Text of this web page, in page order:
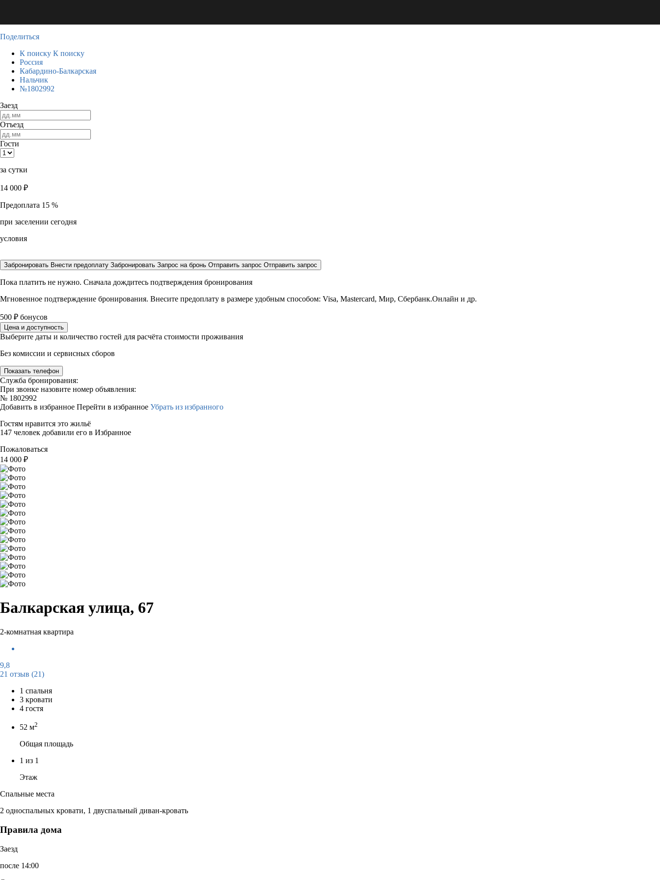
Поделиться
К поиску К поиску
Россия
Кабардино-Балкарская
Нальчик
№1802992
Заезд
Отъезд
Гости
за сутки
14 000 ₽
Предоплата 15 %
при заселении сегодня
условия
Забронировать Внести предоплату Забронировать Запрос на бронь Отправить запрос Отправить запрос
Пока платить не нужно. Сначала дождитесь подтверждения бронирования
Мгновенное подтверждение бронирования. Внесите предоплату в размере удобным способом: Visa, Mastercard, Мир, Сбербанк.Онлайн и др.
500 ₽ бонусов
Цена и доступность
Выберите даты и количество гостей для расчёта стоимости проживания
Без комиссии и сервисных сборов
Показать телефон
Служба бронирования:
При звонке назовите номер объявления:
№ 1802992
Добавить в избранное Перейти в избранное Убрать из избранного
Гостям нравится это жильё
147 человек добавили его в Избранное
Пожаловаться
14 000 ₽
Балкарская улица, 67
2-комнатная квартира
9,8
21 отзыв (21)
1 спальня
3 кровати
4 гостя
52 м2
Общая площадь
1 из 1
Этаж
Спальные места
2 односпальных кровати, 1 двуспальный диван-кровать
Правила дома
Заезд
после 14:00